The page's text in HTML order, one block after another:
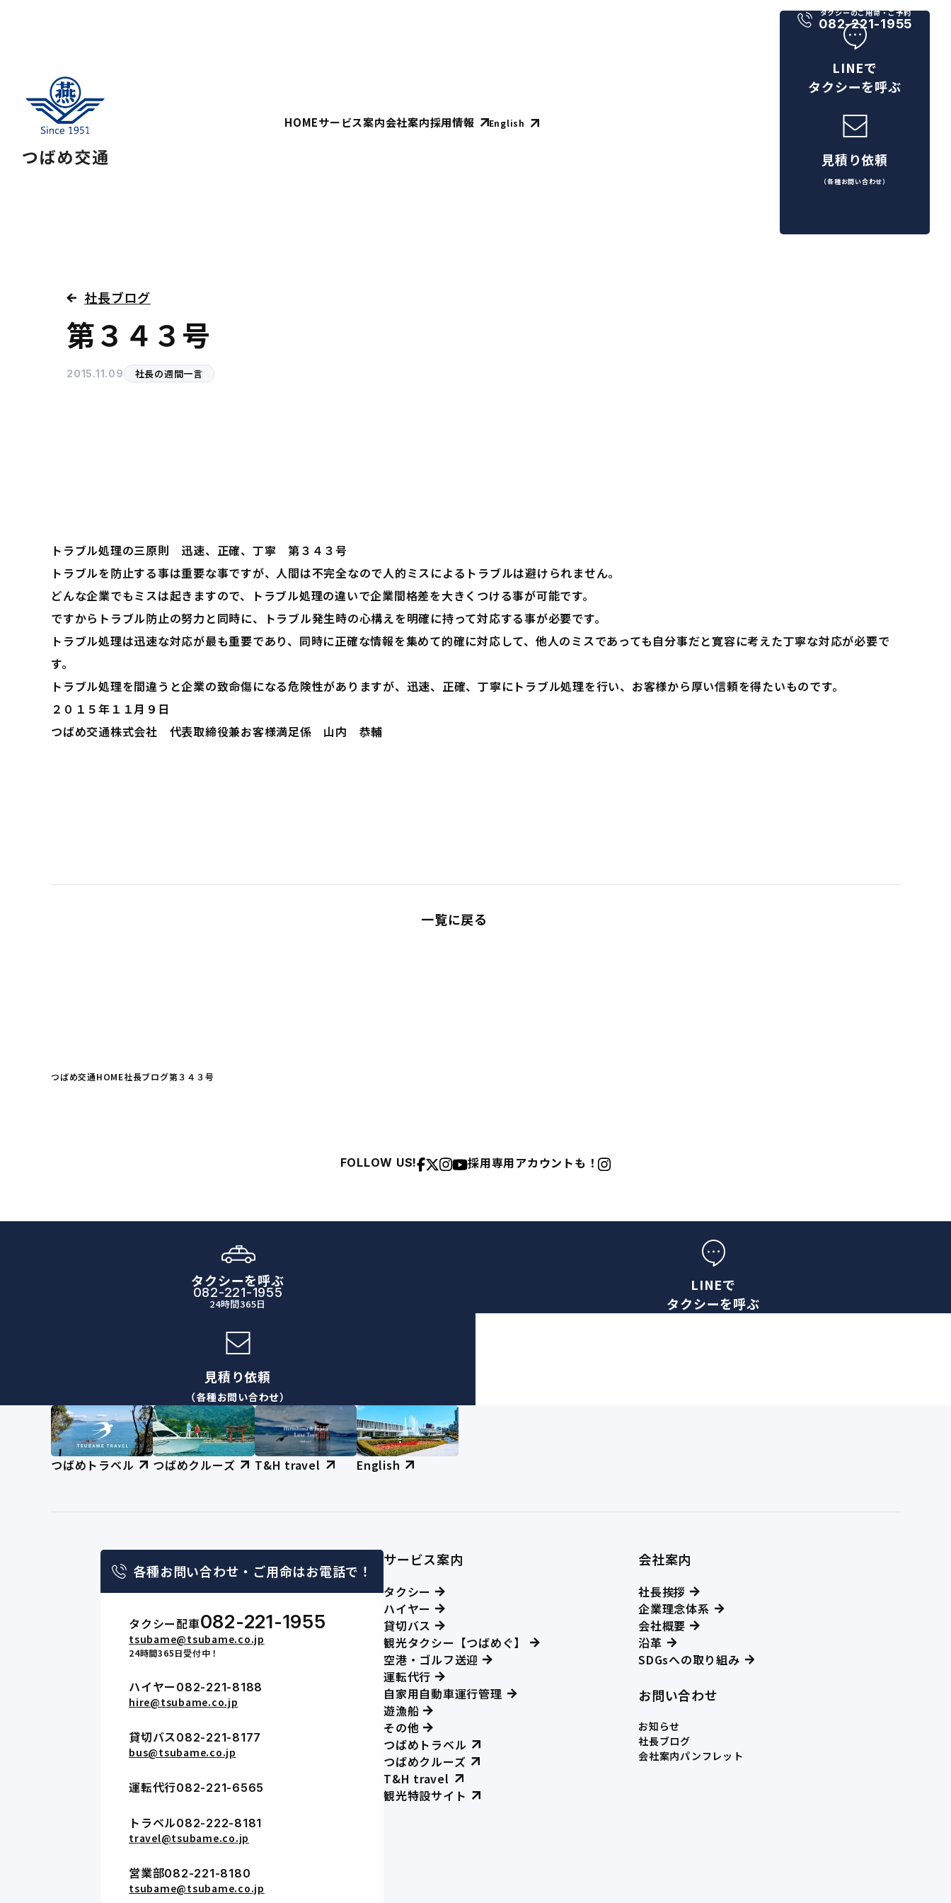
HOMEサービス案内会社案内採用情報 English
タクシーのご用命・ご予約
082-221-1955
LINEで
タクシーを呼ぶ
見積り依頼
（各種お問い合わせ）
社長ブログ
第３４３号
2015.11.09 社長の週間一言
トラブル処理の三原則 迅速、正確、丁寧 第３４３号
トラブルを防止する事は重要な事ですが、人間は不完全なので人的ミスによるトラブルは避けられません。
どんな企業でもミスは起きますので、トラブル処理の違いで企業間格差を大きくつける事が可能です。
ですからトラブル防止の努力と同時に、トラブル発生時の心構えを明確に持って対応する事が必要です。
トラブル処理は迅速な対応が最も重要であり、同時に正確な情報を集めて的確に対応して、他人のミスであっても自分事だと寛容に考えた丁寧な対応が必要で
す。
トラブル処理を間違うと企業の致命傷になる危険性がありますが、迅速、正確、丁寧にトラブル処理を行い、お客様から厚い信頼を得たいものです。
２０１５年１１月９日
つばめ交通株式会社 代表取締役兼お客様満足係 山内 恭輔
一覧に戻る
つばめ交通HOME社長ブログ第３４３号
FOLLOW US! 採用専用アカウントも！
タクシーを呼ぶ
082-221-1955
24時間365日
LINEで
タクシーを呼ぶ
見積り依頼
（各種お問い合わせ）
つばめトラベル つばめクルーズ T&H travel English
各種お問い合わせ・ ご用命はお電話で！
タクシー配車082-221-1955
tsubame@tsubame.co.jp
24時間365日受付中！
ハイヤー 082-221-8188
hire@tsubame.co.jp
貸切バス082-221-8177
bus@tsubame.co.jp
運転代行082-221-6565
トラベル082-222-8181
travel@tsubame.co.jp
営業部082-221-8180
tsubame@tsubame.co.jp
サービス案内
タクシー
ハイヤー
貸切バス
観光タクシー【つばめぐ】
空港・ゴルフ送迎
運転代行
自家用自動車運行管理
遊漁船
その他
つばめトラベル
つばめクルーズ
T&H travel
観光特設サイト
会社案内
社長挨拶
企業理念体系
会社概要
沿革
SDGsへの取り組み
お問い合わせ
お知らせ
社長ブログ
会社案内パンフレット